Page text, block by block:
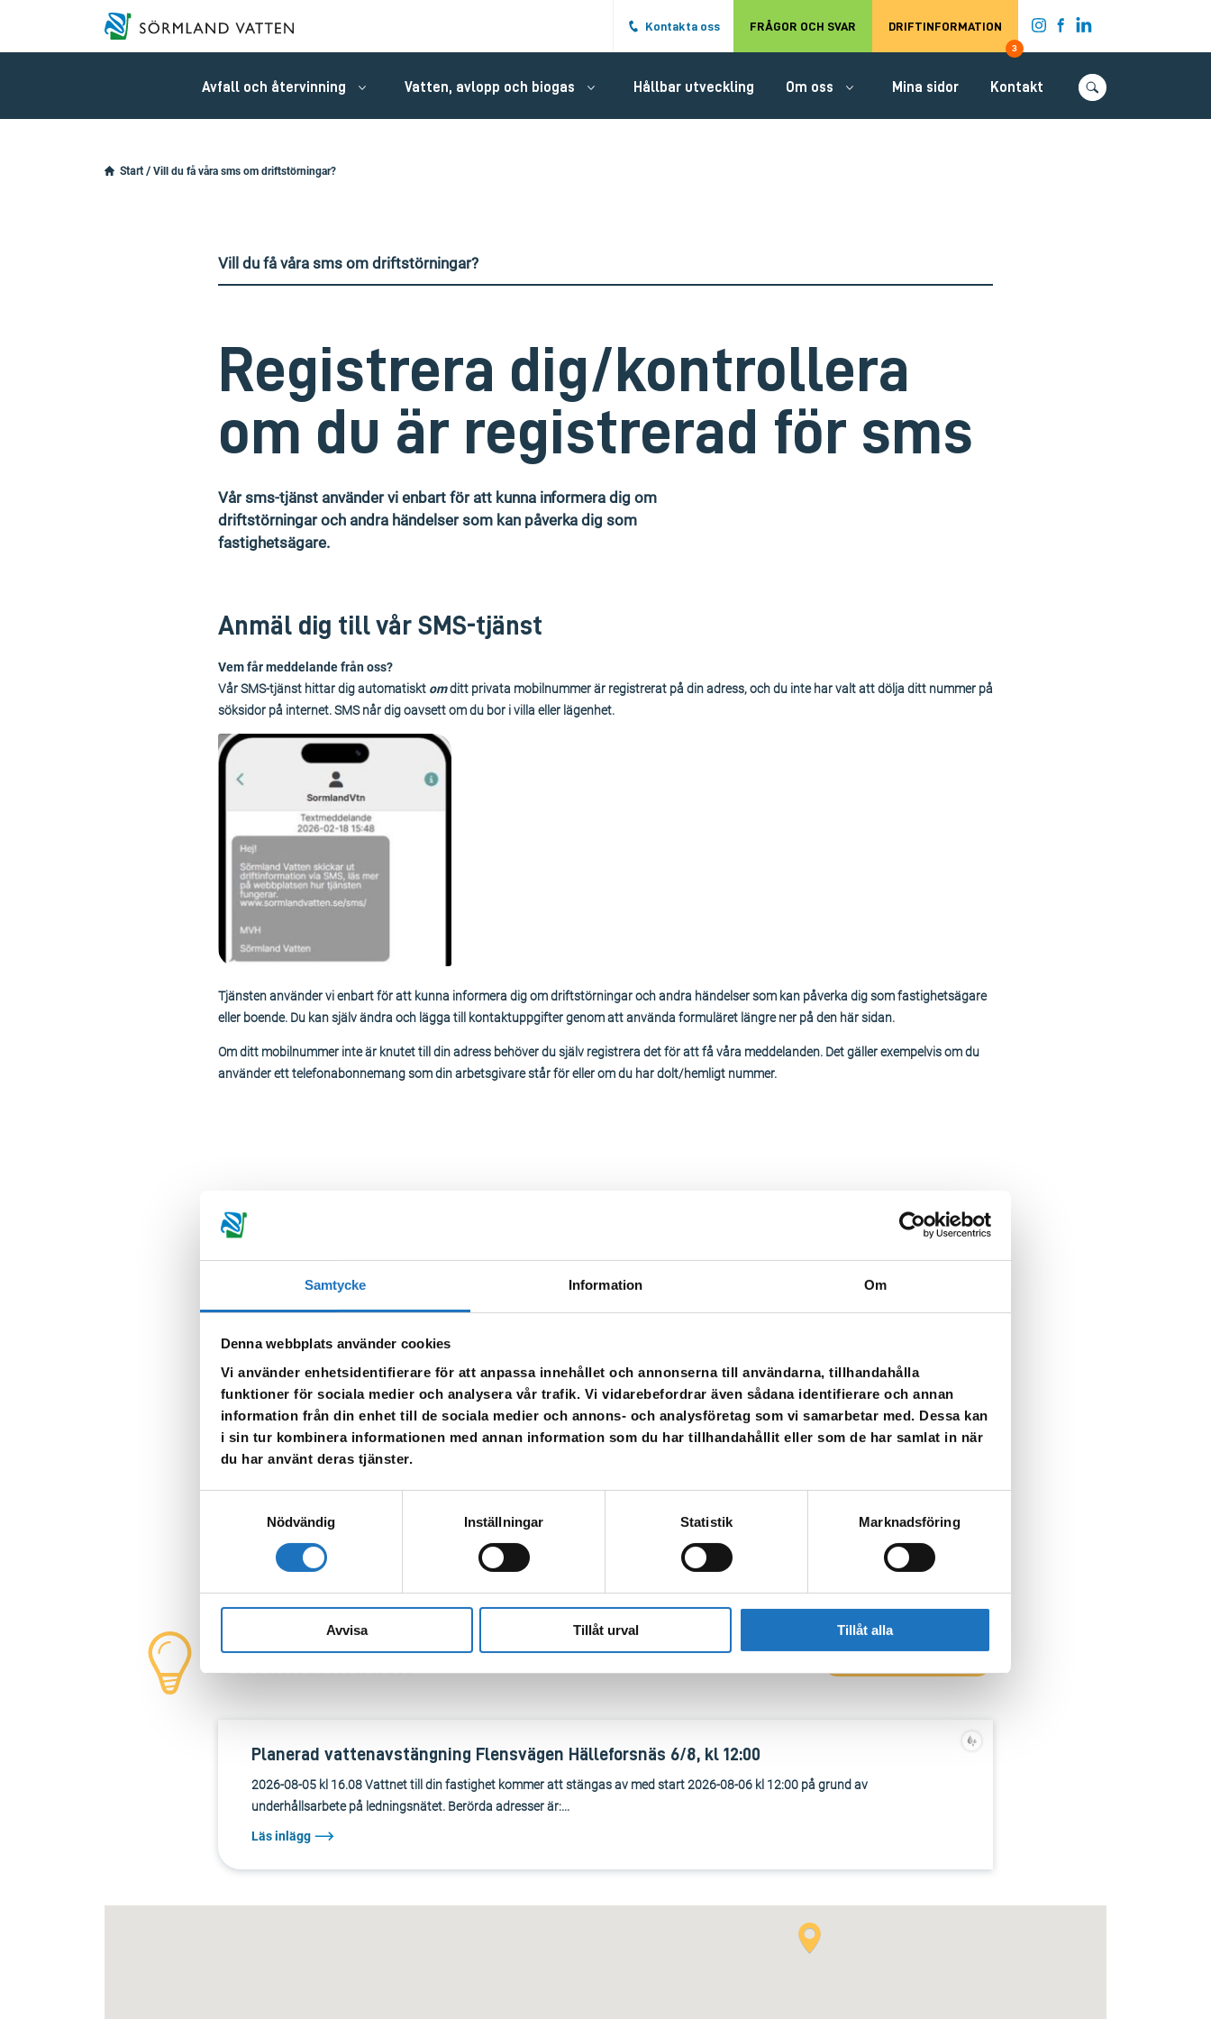
Samtycke Information Om
Denna webbplats använder cookies
Vi använder enhetsidentifierare för att anpassa innehållet och annonserna till användarna, tillhandahålla
funktioner för sociala medier och analysera vår trafik. Vi vidarebefordrar även sådana identifierare och annan
information från din enhet till de sociala medier och annons- och analysföretag som vi samarbetar med. Dessa kan
i sin tur kombinera informationen med annan information som du har tillhandahållit eller som de har samlat in när
du har använt deras tjänster.
Nödvändig
Inställningar Statistik Marknadsföring
Avvisa Tillåt urval Tillåt alla
Hoppa till det huvudsakliga innehållet.
Kontakta oss FRÅGOR OCH SVAR DRIFTINFORMATION
3
Avfall och återvinning Vatten, avlopp och biogas Hållbar utveckling Om oss Mina sidor Kontakt
Start / Vill du få våra sms om driftstörningar?
Vill du få våra sms om driftstörningar?
Registrera dig/kontrollera
om du är registrerad för sms
Vår sms-tjänst använder vi enbart för att kunna informera dig om
driftstörningar och andra händelser som kan påverka dig som
fastighetsägare.
Anmäl dig till vår SMS-tjänst
Vem får meddelande från oss?
Vår SMS-tjänst hittar dig automatiskt omditt privata mobilnummer är registrerat på din adress, och du inte har valt att dölja ditt nummer på
söksidor på internet. SMS når dig oavsett om du bor i villa eller lägenhet.
Tjänsten använder vi enbart för att kunna informera dig om driftstörningar och andra händelser som kan påverka dig som fastighetsägare
eller boende. Du kan själv ändra och lägga till kontaktuppgifter genom att använda formuläret längre ner på den här sidan.
Om ditt mobilnummer inte är knutet till din adress behöver du själv registrera det för att få våra meddelanden. Det gäller exempelvis om du
använder ett telefonabonnemang som din arbetsgivare står för eller om du har dolt/hemligt nummer.
Planerad vattenavstängning Flensvägen Hälleforsnäs 6/8, kl 12:00
2026-08-05 kl 16.08 Vattnet till din fastighet kommer att stängas av med start 2026-08-06 kl 12:00 på grund av
underhållsarbete på ledningsnätet. Berörda adresser är:...
Läs inlägg